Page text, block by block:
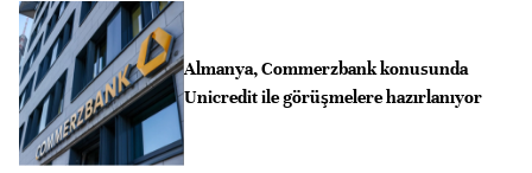
Almanya, Commerzbank konusunda
Unicredit ile görüşmelere hazırlanıyor